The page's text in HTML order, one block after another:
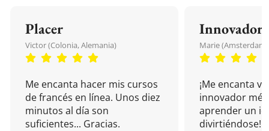
Placer
Victor (Colonia, Alemania)
Me encanta hacer mis cursos
de francés en línea. Unos diez
minutos al día son
suficientes... Gracias.
Innovador
Marie (Amsterdam,
¡Me encanta
innovador
aprender un
divirtiéndose!